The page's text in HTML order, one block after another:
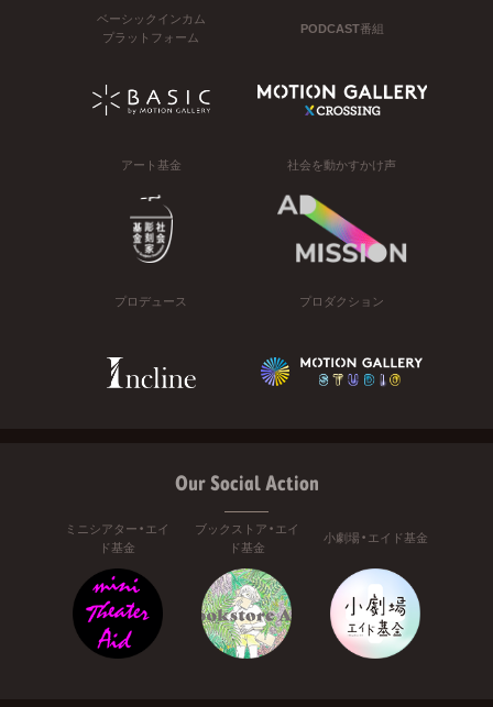
ベーシックインカム
プラットフォーム
PODCAST番組
アート基金 社会を動かすかけ声
プロデュース プロダクション
Our Social Action
ミニシアター・エイ
ド基金
ブックストア・エイ
ド基金
小劇場・エイド基金